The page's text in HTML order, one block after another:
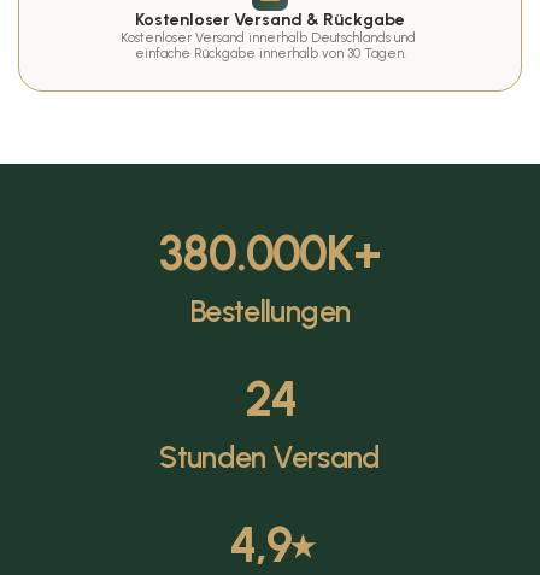
Kostenloser Versand & Rückgabe
Kostenloser Versand innerhalb Deutschlands und
einfache Rückgabe innerhalb von 30 Tagen.
380.000K+
Bestellungen
24
Stunden Versand
4,9⭑